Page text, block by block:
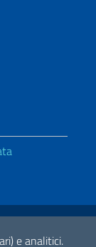
e analitici.